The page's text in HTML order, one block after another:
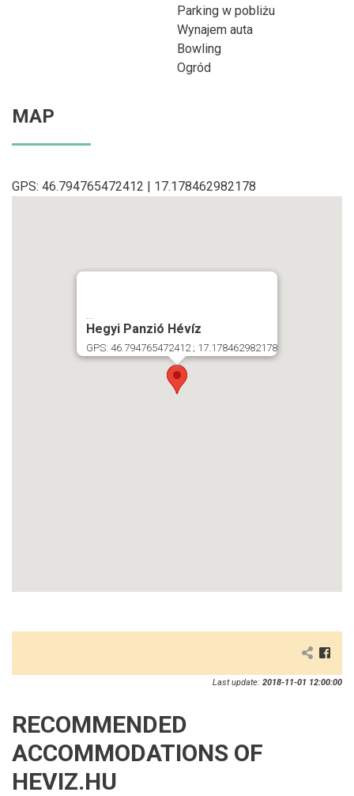
Parking w pobliżu
Wynajem auta
Bowling
Ogród
MAP
GPS: 46.794765472412 | 17.178462982178
Hegyi Panzió Hévíz
GPS: 46.794765472412 ; 17.178462982178
Last update: 2018-11-01 12:00:00
RECOMMENDED
ACCOMMODATIONS OF
HEVIZ.HU